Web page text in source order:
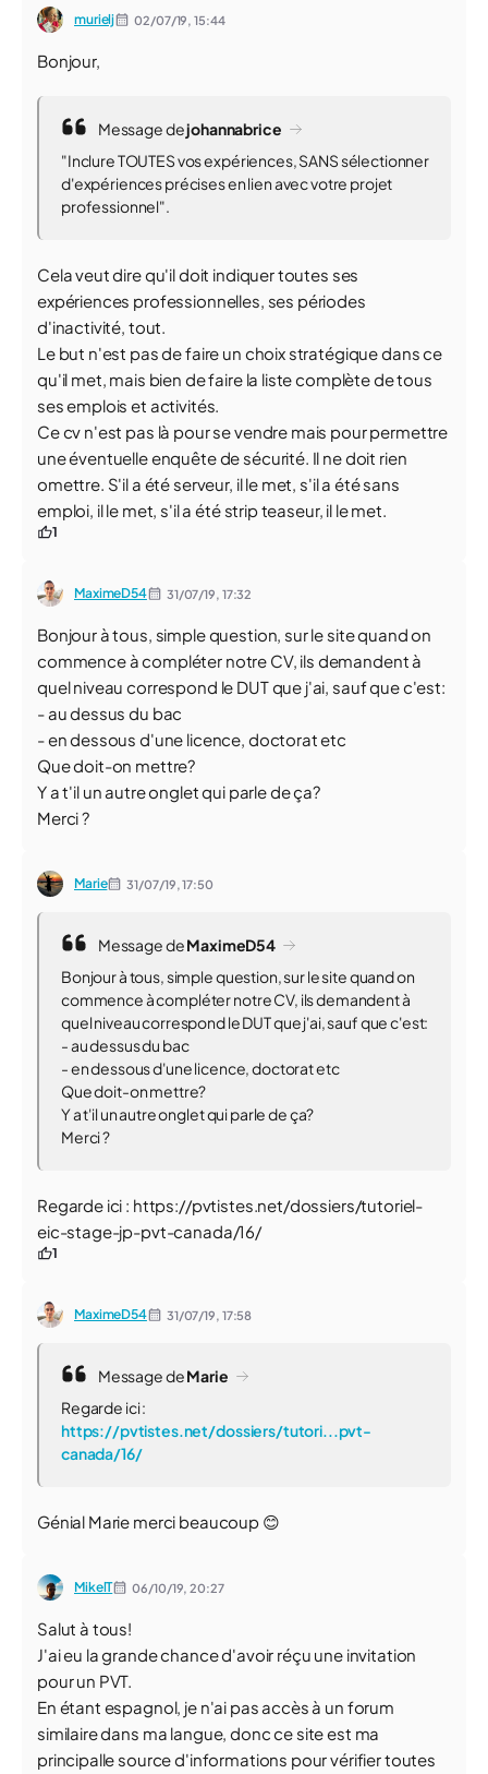
murielj 02/07/19,15:44
Bonjour,
Message dejohannabrice
"Inclure TOUTES vos expériences, SANS sélectionner
d'expériences précises en lien avec votre projet
professionnel".
Cela veut dire qu'il doit indiquer toutes ses
expériences professionnelles, ses périodes
d'inactivité, tout.
Le but n'est pas de faire un choix stratégique dans ce
qu'il met, mais bien de faire la liste complète de tous
ses emplois et activités.
Ce cv n'est pas là pour se vendre mais pour permettre
une éventuelle enquête de sécurité. Il ne doit rien
omettre. S'il a été serveur, il le met, s'il a été sans
emploi, il le met, s'il a été strip teaseur, il le met.
1
MaximeD54 31/07/19, 17:32
Bonjour à tous, simple question, sur le site quand on
commence à compléter notre CV, ils demandent à
quel niveau correspond le DUT que j'ai, sauf que c'est:
- au dessus du bac
- en dessous d'une licence, doctorat etc
Que doit-on mettre?
Y a t'il un autre onglet qui parle de ça?
Merci ?
Marie 31/07/19,17:50
Message deMaximeD54
Bonjour à tous, simple question, sur le site quand on
commence à compléter notre CV, ils demandent à
quel niveau correspond le DUT que j'ai, sauf que c'est:
- au dessus du bac
- en dessous d'une licence, doctorat etc
Que doit-on mettre?
Y a t'il un autre onglet qui parle de ça?
Merci ?
Regarde ici : https://pvtistes.net/dossiers/tutoriel-
eic-stage-jp-pvt-canada/16/
1
MaximeD54 31/07/19, 17:58
Message deMarie
Regarde ici :
https://pvtistes.net/dossiers/tutori...pvt-
canada/16/
Génial Marie merci beaucoup 😊
MikelT 06/10/19,20:27
Salut à tous!
J'ai eu la grande chance d'avoir réçu une invitation
pour un PVT.
En étant espagnol, je n'ai pas accès à un forum
similaire dans ma langue, donc ce site est ma
principalle source d'informations pour vérifier toutes